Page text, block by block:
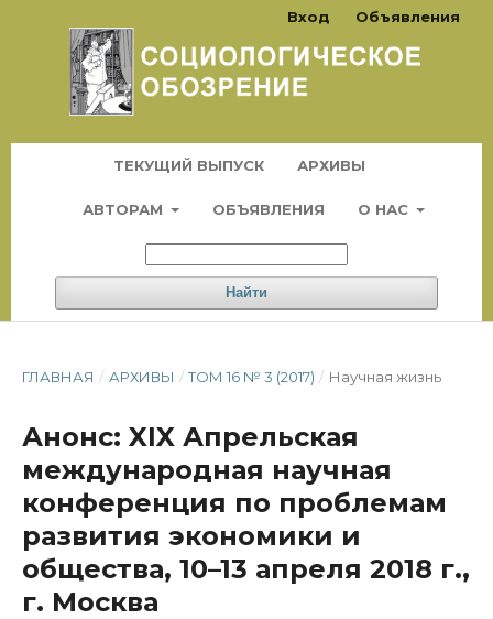
ТЕКУЩИЙ ВЫПУСК АРХИВЫ
АВТОРАМ ОБЪЯВЛЕНИЯ О НАС
Найти
Вход Объявления
ГЛАВНАЯ / АРХИВЫ / ТОМ 16 № 3 (2017) / Научная жизнь
Анонс: XIX Апрельская
международная научная
конференция по проблемам
развития экономики и
общества, 10–13 апреля 2018 г.,
г. Москва